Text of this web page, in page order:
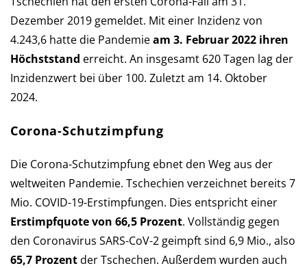
Dezember 2019 ge­mel­det. Mit einer Inzi­denz von
4.243,6 hatte die Pan­de­mieam 3. Februar 2022 ihren
Höchst­stand er­reicht. An ins­ge­samt 620 Tagen lag der
Inzi­denz­wert bei über 100. Zu­letzt am 14. Oktober
2024.
Corona-Schutzimpfung
Die Corona-Schutzimpfung ebnet den Weg aus der
welt­weiten Pan­de­mie. Tschechien verzeichnet bereits 7
Mio. COVID-19-Erst­impf­ungen. Dies ent­spricht einer
Erst­impf­quote von 66,5 Pro­zent. Voll­stän­dig gegen
den Corona­virus SARS-CoV-2 ge­impft sind 6,9 Mio., also
65,7 Pro­zentder Tsche­chen. Außer­dem wur­den auch